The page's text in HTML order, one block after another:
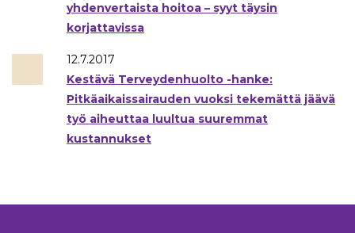
yhdenvertaista hoitoa – syyt täysin
korjattavissa
12.7.2017
Kestävä Terveydenhuolto -hanke:
Pitkäaikaissairauden vuoksi tekemättä jäävä
työ aiheuttaa luultua suuremmat
kustannukset